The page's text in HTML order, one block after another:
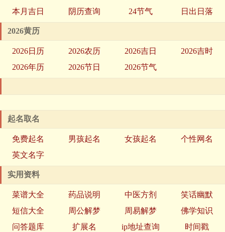
本月吉日
阴历查询 24节气 日出日落
2026黄历
2026日历 2026农历 2026吉日
2026吉时
2026年历
2026节日 2026节气
起名取名
免费起名 男孩起名 女孩起名
个性网名
英文名字
实用资料
菜谱大全 药品说明 中医方剂
笑话幽默
短信大全
周公解梦 周易解梦
佛学知识
问答题库
扩展名 ip地址查询 时间戳